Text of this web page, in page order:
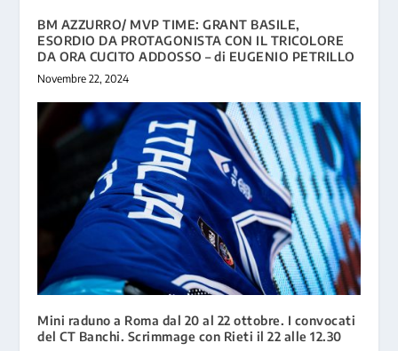
BM AZZURRO/ MVP TIME: GRANT BASILE,
ESORDIO DA PROTAGONISTA CON IL TRICOLORE
DA ORA CUCITO ADDOSSO – di EUGENIO PETRILLO
Novembre 22, 2024
Mini raduno a Roma dal 20 al 22 ottobre. I convocati
del CT Banchi. Scrimmage con Rieti il 22 alle 12.30